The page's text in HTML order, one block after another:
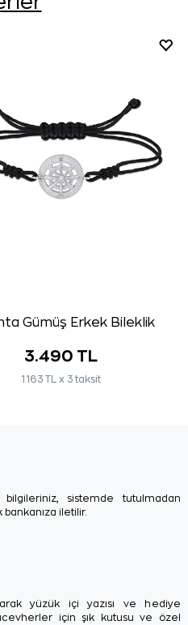
Gümüş Erkek Bileklik
3.490 TL
1.163 TL x 3 taksit
bilgileriniz, sistemde tutulmadan
iletilir.
yüzük içi yazısı ve hediye
için şık kutusu ve özel